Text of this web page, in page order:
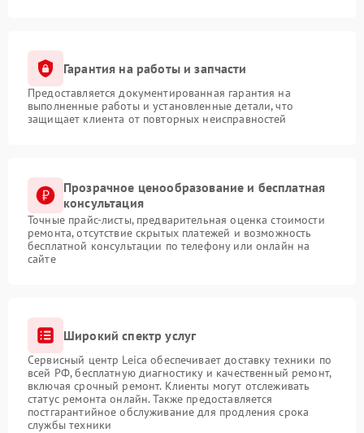
Гарантия на работы и запчасти
Предоставляется документированная гарантия на
выполненные работы и установленные детали, что
защищает клиента от повторных неисправностей
Прозрачное ценообразование и бесплатная
консультация
Точные прайс-листы, предварительная оценка стоимости
ремонта, отсутствие скрытых платежей и возможность
бесплатной консультации по телефону или онлайн на
сайте
Широкий спектр услуг
Сервисный центр Leica обеспечивает доставку техники по
всей РФ, бесплатную диагностику и качественный ремонт,
включая срочный ремонт. Клиенты могут отслеживать
статус ремонта онлайн. Также предоставляется
постгарантийное обслуживание для продления срока
службы техники